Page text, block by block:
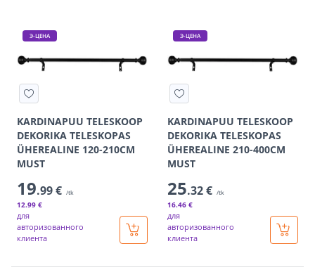
Э-ЦЕНА
KARDINAPUU TELESKOOP
DEKORIKA TELESKOPAS
ÜHEREALINE 120-210CM
MUST
19.99 € /tk
12.99 €
для
авторизованного
клиента
Э-ЦЕНА
KARDINAPUU TELESKOOP
DEKORIKA TELESKOPAS
ÜHEREALINE 210-400CM
MUST
25.32 € /tk
16.46 €
для
авторизованного
клиента